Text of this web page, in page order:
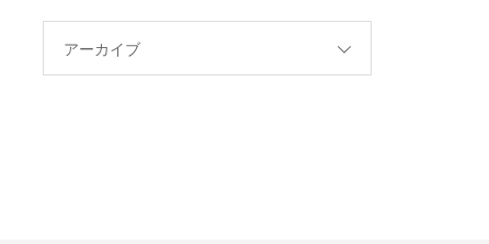
アーカイブ